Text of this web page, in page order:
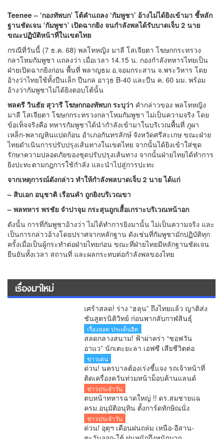
Teenee – ‘กองทัพบก’ โต้คำแถลง ‘กัมพูชา’ อ้างไม่ได้ยิงเข้ามา ชี้หลัก
ฐานชัดเจน ‘กัมพูชา’ เปิดฉากยิง จนกำลังพลได้รับบาดเจ็บ 2 นาย
ขณะปฏิบัติหน้าที่ในเขตไทย
กรณีที่วันนี้ (7 ธ.ค. 68) พลโทหญิง มาลี โสเจียตา โฆษกกระทรวง
กลาโหมกัมพูชา แถลงว่า เมื่อเวลา 14.15 น. กองกำลังทหารไทยเป็น
ฝ่ายเปิดฉากยิงก่อน พื้นที่ พลาญธม อ.จอมกระสาน จ.พระวิหาร โดย
อ้างว่าไทยใช้ทั้งปืนเล็ก ปืนกล อาวุธ B-40 และปืน ค. 60 มม. พร้อม
อ้างว่ากัมพูชาไม่ได้ยิงตอบโต้นั้น
พลตรี วินธัย สุวารี โฆษกกองทัพบก ระบุว่า คำกล่าวของ พลโทหญิง
มาลี โสเจียตา โฆษกกระทรวงกลาโหมกัมพูชา ไม่เป็นความจริง โดย
ข้อเท็จจริงคือ ทหารกัมพูชาได้นำกำลังเข้ามาในบริเวณพื้นที่ ภูผา
เหล็ก-พลาญหินแปดก้อน อำเภอกันทรลักษ์ จังหวัดศรีสะเกษ ขณะฝ่าย
ไทยดำเนินการปรับปรุงเส้นทางในเขตไทย จากนั้นได้ยิงเข้าใส่ชุด
รักษาความปลอดภัยของชุดปรับปรุงเส้นทาง จากนั้นฝ่ายไทยได้ทำการ
ยิงปะทะตามกฎการใช้กำลัง และนำไปสู่การปะทะ
จากเหตุการณ์ดังกล่าว ทำให้กำลังพลบาดเจ็บ 2 นาย ได้แก่
– สิบเอก อนุชาติ เรือนคำ ถูกยิงบริเวณขา
– พลทหาร พรชัย จำปาจุม กระสุนถูกเสื้อเกราะบริเวณหน้าอก
ดังนั้น การที่กัมพูชาอ้างว่า ไม่ได้ทำการยิงมานั้น ไม่เป็นความจริง และ
เป็นการกล่าวอ้างโดยปราศจากหลักฐาน ดังเช่นที่กัมพูชามักปฏิบัติทุก
ครั้งเมื่อเป็นผู้กระทำต่อฝ่ายไทยก่อน ขณะที่ฝ่ายไทยมีหลักฐานชัดเจน
ยืนยันทั้งเวลา สถานที่ และผลกระทบต่อกำลังพลของไทย
เรื่องมาใหม่
เศร้าสลด! ร่าง “ฮลุน” ถึงไทยแล้ว ญาติส่ง
ชันสูตรนิติวิทย์ ก่อนพากลับกาฬสินธุ์
เรื่องฮอต ประเด็นฮิต
สลดกลางสนาม! ฟ้าผ่าคร่า “ซอฟวัน
อาแว” นักเตะยะลา เอฟซี เสียชีวิตต่อ
หน้าแฟนบอล
ข่าวเด่น
ด่วน! นครบาลต้องเร่งชี้แจง รถเจ้าหน้าที่
ติดเครื่องควันท่วมหน้าม็อบค้านแลนด์
บริดจ์ คลิปว่อนโซเชียล!
ข่าวประจำวัน
ตบหน้าทหารฉาดใหญ่ !! ดร.สมชายแฉ
ครม.อนุมัติอนุทิน ตั้งการ์ดทักษิณนั่ง
ผอ.ปฎิรูปประเทศ ระดับ C11 จับโป๊ะ
หลานทักษิณชงเอง
ข่าวประจำวัน
ด่วน! อุตุฯ เตือนฝนถล่ม เหนือ-อีสาน-